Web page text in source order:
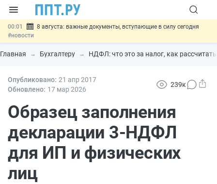
00:01
8 августа: важные документы, вступающие в силу сегодня
#новости
07.08 Подписан закон о блокировке продажи опасных товаров через
«Честный знак»#новости
07.08 Госпошлину за устранение ошибок в документах предлагают
отменить#новости
отношений
Главная Бухгалтеру НДФЛ: что это за налог, как
Опубликовано: 21 апр 2017
Обновлено: 17 мар 2026
239к
Образец заполнения
декларации 3-НДФЛ
для ИП и физических
лиц